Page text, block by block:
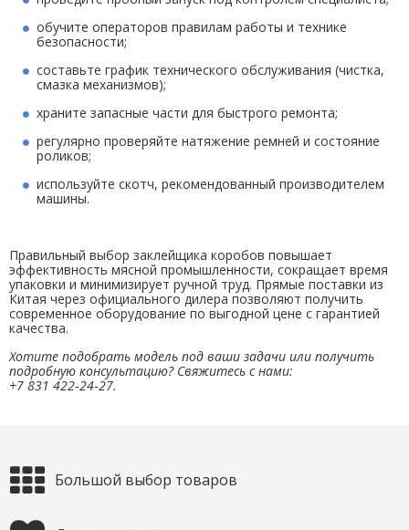
обучите операторов правилам работы и технике
безопасности;
составьте график технического обслуживания (чистка,
смазка механизмов);
храните запасные части для быстрого ремонта;
регулярно проверяйте натяжение ремней и состояние
роликов;
используйте скотч, рекомендованный производителем
машины.
Правильный выбор заклейщика коробов повышает
эффективность мясной промышленности, сокращает время
упаковки и минимизирует ручной труд. Прямые поставки из
Китая через официального дилера позволяют получить
современное оборудование по выгодной цене с гарантией
качества.
Хотите подобрать модель под ваши задачи или получить
подробную консультацию? Свяжитесь с нами:
+7 831 422‑24‑27.
Большой выбор товаров